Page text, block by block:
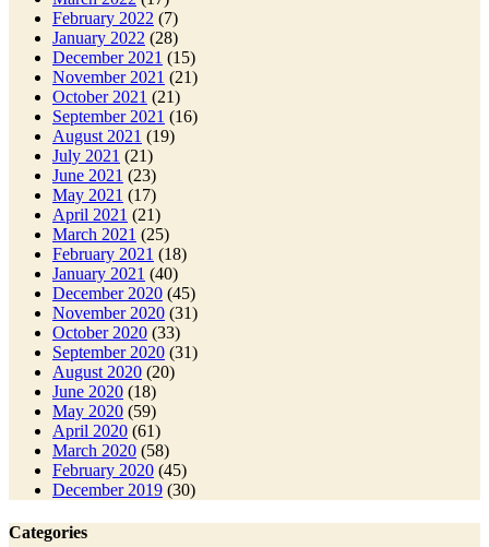
February 2022 (7)
January 2022 (28)
December 2021 (15)
November 2021 (21)
October 2021 (21)
September 2021 (16)
August 2021 (19)
July 2021 (21)
June 2021 (23)
May 2021 (17)
April 2021 (21)
March 2021 (25)
February 2021 (18)
January 2021 (40)
December 2020 (45)
November 2020 (31)
October 2020 (33)
September 2020 (31)
August 2020 (20)
June 2020 (18)
May 2020 (59)
April 2020 (61)
March 2020 (58)
February 2020 (45)
December 2019 (30)
Categories